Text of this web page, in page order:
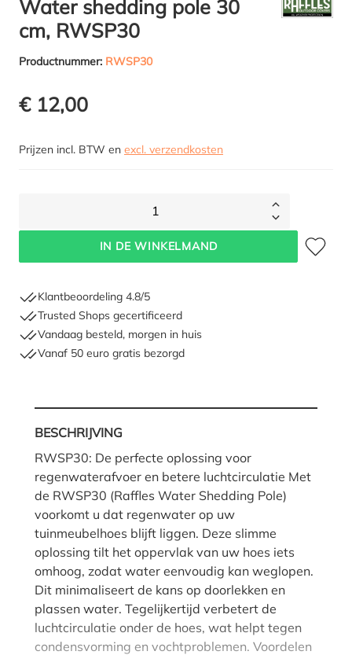
Water shedding pole 30
cm, RWSP30
Productnummer: RWSP30
€ 12,00
Prijzen incl. BTW en excl. verzendkosten
1
IN DE WINKELMAND
Klantbeoordeling 4.8/5
Trusted Shops gecertificeerd
Vandaag besteld, morgen in huis
Vanaf 50 euro gratis bezorgd
BESCHRIJVING
RWSP30: De perfecte oplossing voor
regenwaterafvoer en betere luchtcirculatie Met
de RWSP30 (Raffles Water Shedding Pole)
voorkomt u dat regenwater op uw
tuinmeubelhoes blijft liggen. Deze slimme
oplossing tilt het oppervlak van uw hoes iets
omhoog, zodat water eenvoudig kan weglopen.
Dit minimaliseert de kans op doorlekken en
plassen water. Tegelijkertijd verbetert de
luchtcirculatie onder de hoes, wat helpt tegen
condensvorming en vochtproblemen. Voordelen